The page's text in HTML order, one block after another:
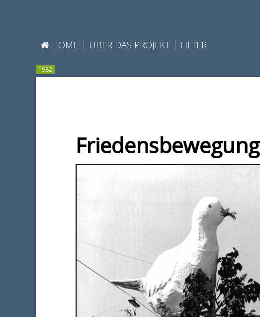
HOME ÜBER DAS PROJEKT FILTER
1982
Friedensbewegung